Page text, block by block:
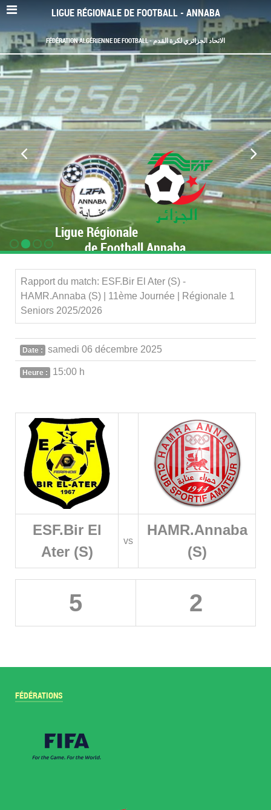
LIGUE RÉGIONALE DE FOOTBALL - ANNABA
FÉDÉRATION ALGÉRIENNE DE FOOTBALL - الاتحاد الجزائري لكرة القدم
Ligue Régionale
de Football Annaba
Rapport du match: ESF.Bir El Ater (S) -
HAMR.Annaba (S) | 11ème Journée | Régionale 1
Seniors 2025/2026
Date : samedi 06 décembre 2025
Heure : 15:00 h
ESF.Bir El
Ater (S)
vs
HAMR.Annaba
(S)
5 2
FÉDÉRATIONS